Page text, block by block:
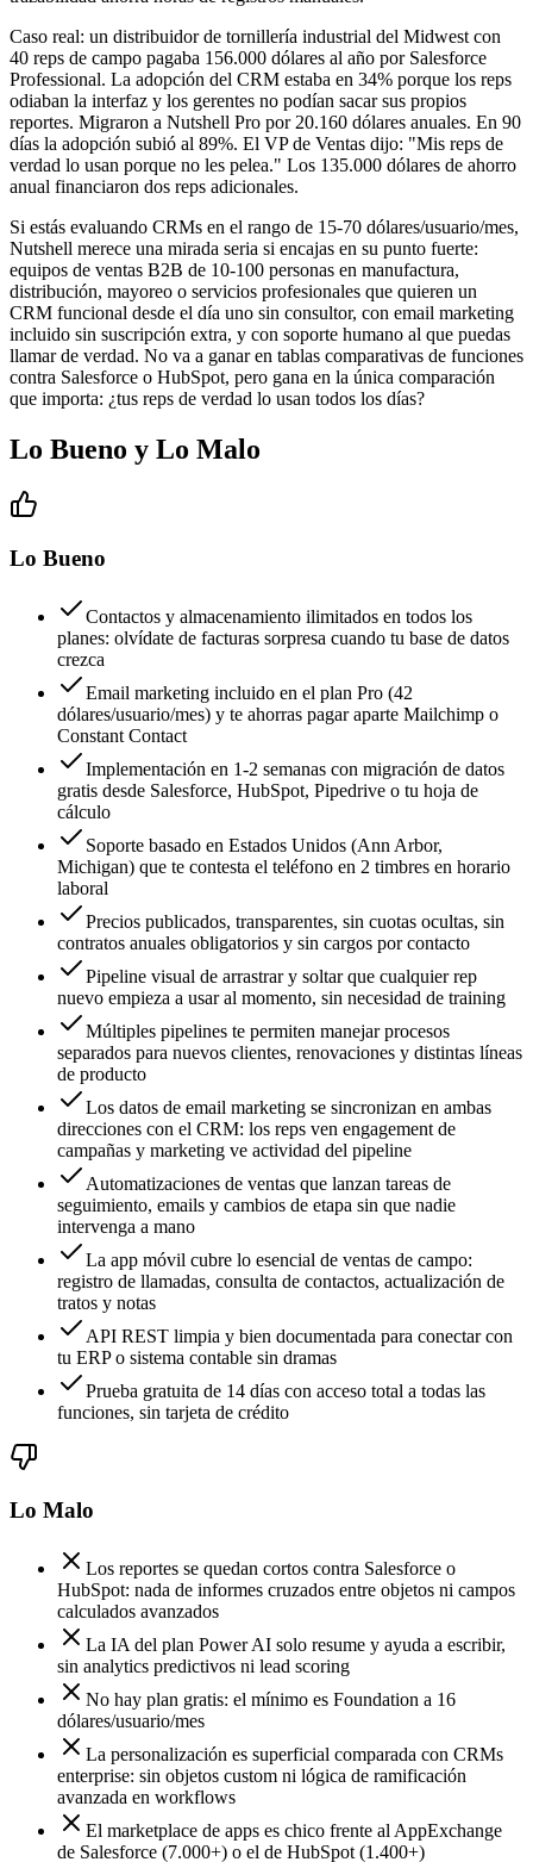
Caso real: un distribuidor de tornillería industrial del Midwest con
40 reps de campo pagaba 156.000 dólares al año por Salesforce
Professional. La adopción del CRM estaba en 34% porque los reps
odiaban la interfaz y los gerentes no podían sacar sus propios
reportes. Migraron a Nutshell Pro por 20.160 dólares anuales. En 90
días la adopción subió al 89%. El VP de Ventas dijo: "Mis reps de
verdad lo usan porque no les pelea." Los 135.000 dólares de ahorro
anual financiaron dos reps adicionales.
Si estás evaluando CRMs en el rango de 15-70 dólares/usuario/mes,
Nutshell merece una mirada seria si encajas en su punto fuerte:
equipos de ventas B2B de 10-100 personas en manufactura,
distribución, mayoreo o servicios profesionales que quieren un
CRM funcional desde el día uno sin consultor, con email marketing
incluido sin suscripción extra, y con soporte humano al que puedas
llamar de verdad. No va a ganar en tablas comparativas de funciones
contra Salesforce o HubSpot, pero gana en la única comparación
que importa: ¿tus reps de verdad lo usan todos los días?
Lo Bueno y Lo Malo
Lo Bueno
Contactos y almacenamiento ilimitados en todos los
planes: olvídate de facturas sorpresa cuando tu base de datos
crezca
Email marketing incluido en el plan Pro (42
dólares/usuario/mes) y te ahorras pagar aparte Mailchimp o
Constant Contact
Implementación en 1-2 semanas con migración de datos
gratis desde Salesforce, HubSpot, Pipedrive o tu hoja de
cálculo
Soporte basado en Estados Unidos (Ann Arbor,
Michigan) que te contesta el teléfono en 2 timbres en horario
laboral
Precios publicados, transparentes, sin cuotas ocultas, sin
contratos anuales obligatorios y sin cargos por contacto
Pipeline visual de arrastrar y soltar que cualquier rep
nuevo empieza a usar al momento, sin necesidad de training
Múltiples pipelines te permiten manejar procesos
separados para nuevos clientes, renovaciones y distintas líneas
de producto
Los datos de email marketing se sincronizan en ambas
direcciones con el CRM: los reps ven engagement de
campañas y marketing ve actividad del pipeline
Automatizaciones de ventas que lanzan tareas de
seguimiento, emails y cambios de etapa sin que nadie
intervenga a mano
La app móvil cubre lo esencial de ventas de campo:
registro de llamadas, consulta de contactos, actualización de
tratos y notas
API REST limpia y bien documentada para conectar con
tu ERP o sistema contable sin dramas
Prueba gratuita de 14 días con acceso total a todas las
funciones, sin tarjeta de crédito
Lo Malo
Los reportes se quedan cortos contra Salesforce o
HubSpot: nada de informes cruzados entre objetos ni campos
calculados avanzados
La IA del plan Power AI solo resume y ayuda a escribir,
sin analytics predictivos ni lead scoring
No hay plan gratis: el mínimo es Foundation a 16
dólares/usuario/mes
La personalización es superficial comparada con CRMs
enterprise: sin objetos custom ni lógica de ramificación
avanzada en workflows
El marketplace de apps es chico frente al AppExchange
de Salesforce (7.000+) o el de HubSpot (1.400+)